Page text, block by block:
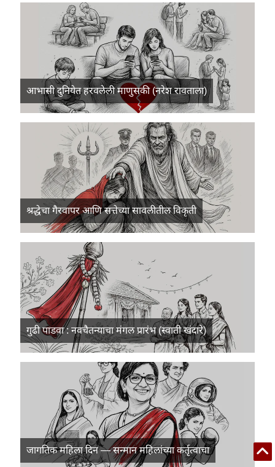
आभासी दुनियेत हरवलेली माणुसकी (नरेश रावताला)
श्रद्धेचा गैरवापर आणि सत्तेच्या सावलीतील विकृती
गुढी पाडवा : नवचैतन्याचा मंगल प्रारंभ (स्वाती खंदारे)
जागतिक महिला दिन — सन्मान महिलांच्या कर्तृत्वाचा